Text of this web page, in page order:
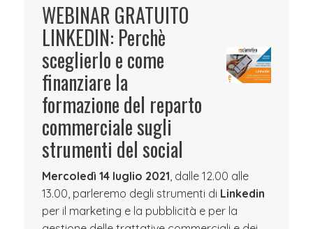
WEBINAR GRATUITO
LINKEDIN: Perchè
sceglierlo e come
finanziare la
formazione del reparto
commerciale sugli
strumenti del social
Mercoledì 14 luglio 2021, dalle 12.00 alle
13.00, parleremo degli strumenti di Linkedin
per il marketing e la pubblicità e per la